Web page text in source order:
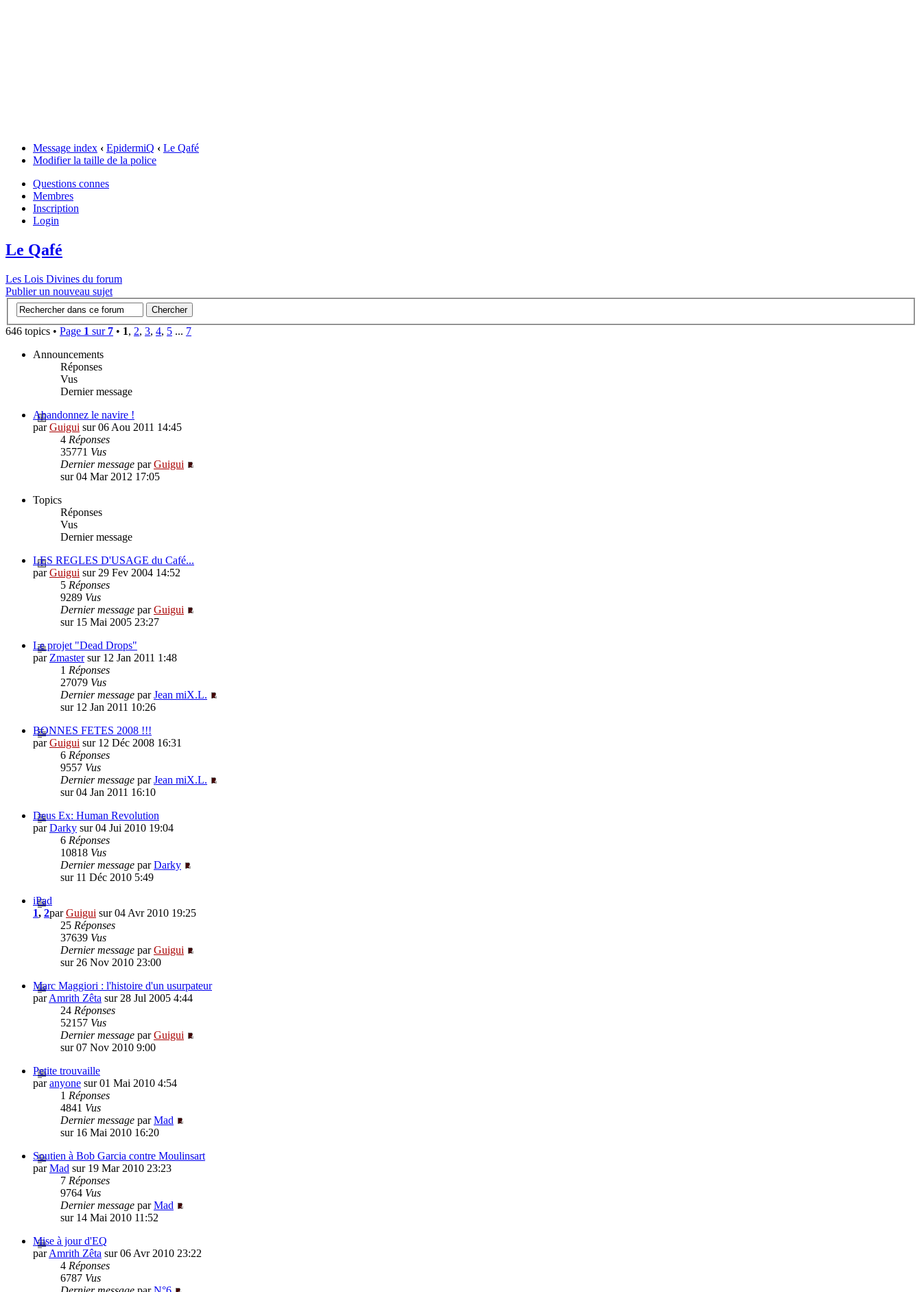
Message index ‹ EpidermiQ ‹ Le Qafé
Modifier la taille de la police
Questions connes
Membres
Inscription
Login
Le Qafé
Les Lois Divines du forum
Publier un nouveau sujet
646 topics • Page 1 sur 7 • 1, 2, 3, 4, 5 ... 7
Announcements
Réponses
Vus
Dernier message
Abandonnez le navire !
parGuigui sur 06 Aou 2011 14:45
4 Réponses
35771 Vus
Dernier message parGuigui
sur 04 Mar 2012 17:05
Topics
Réponses
Vus
Dernier message
LES REGLES D'USAGE du Café...
parGuigui sur 29 Fev 2004 14:52
5 Réponses
9289 Vus
Dernier message parGuigui
sur 15 Mai 2005 23:27
Le projet "Dead Drops"
parZmastersur 12 Jan 2011 1:48
1 Réponses
27079 Vus
Dernier message parJean miX.L.
sur 12 Jan 2011 10:26
BONNES FETES 2008 !!!
parGuigui sur 12 Déc 2008 16:31
6 Réponses
9557 Vus
Dernier message parJean miX.L.
sur 04 Jan 2011 16:10
Deus Ex: Human Revolution
parDarky sur 04 Jui 2010 19:04
6 Réponses
10818 Vus
Dernier message parDarky
sur 11 Déc 2010 5:49
iPad
1, 2parGuigui sur 04 Avr 2010 19:25
25 Réponses
37639 Vus
Dernier message parGuigui
sur 26 Nov 2010 23:00
Marc Maggiori : l'histoire d'un usurpateur
parAmrith Zêta sur 28 Jul 2005 4:44
24 Réponses
52157 Vus
Dernier message parGuigui
sur 07 Nov 2010 9:00
Petite trouvaille
paranyone sur 01 Mai 2010 4:54
1 Réponses
4841 Vus
Dernier message parMad
sur 16 Mai 2010 16:20
Soutien à Bob Garcia contre Moulinsart
parMad sur 19 Mar 2010 23:23
7 Réponses
9764 Vus
Dernier message parMad
sur 14 Mai 2010 11:52
Mise à jour d'EQ
parAmrith Zêta sur 06 Avr 2010 23:22
4 Réponses
6787 Vus